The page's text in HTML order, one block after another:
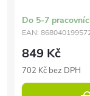
Do 5-7
EAN:
849 Kč
702 Kč bez DPH